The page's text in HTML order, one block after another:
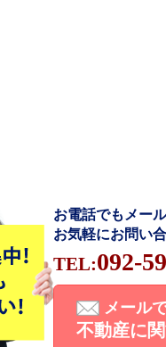
お電話でもメー
お気軽にお問い
TEL:092-
メール
不動産に